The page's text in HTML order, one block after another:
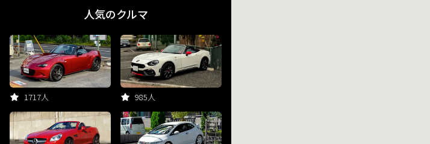
人気のクルマ
1717人 985人